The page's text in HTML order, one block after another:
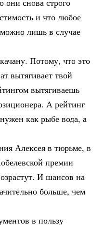
они снова строго
и что любое
лишь в случае
Потому, что это
вытягивает твой
вытягиваешь
А рейтинг
как рыбе вода, а
Алексея в тюрьме, в
премии
И шансов на
больше, чем
в пользу